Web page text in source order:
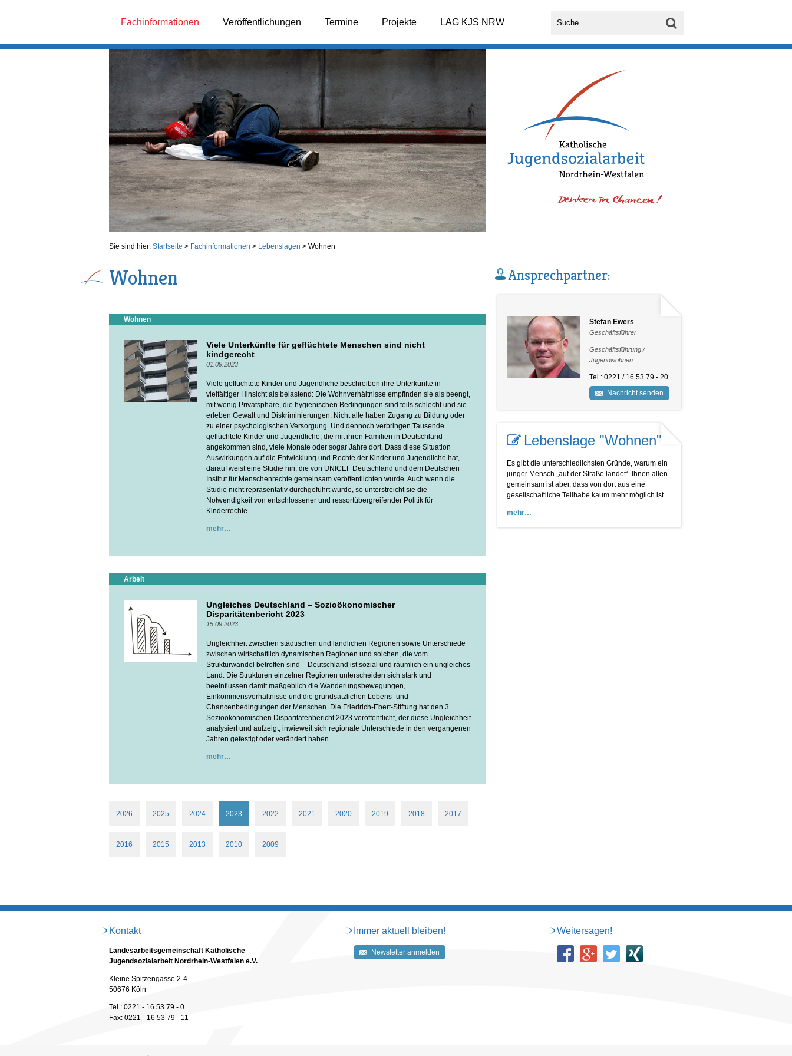
Fachinformationen Veröffentlichungen Termine Projekte LAG KJS NRW
Sie sind hier: Startseite > Fachinformationen > Lebenslagen > Wohnen
Wohnen
Wohnen
Viele Unterkünfte für geflüchtete Menschen sind nicht
kindgerecht
01.09.2023
Viele geflüchtete Kinder und Jugendliche beschreiben ihre Unterkünfte in
vielfältiger Hinsicht als belastend: Die Wohnverhältnisse empfinden sie als beengt,
mit wenig Privatsphäre, die hygienischen Bedingungen sind teils schlecht und sie
erleben Gewalt und Diskriminierungen. Nicht alle haben Zugang zu Bildung oder
zu einer psychologischen Versorgung. Und dennoch verbringen Tausende
geflüchtete Kinder und Jugendliche, die mit ihren Familien in Deutschland
angekommen sind, viele Monate oder sogar Jahre dort. Dass diese Situation
Auswirkungen auf die Entwicklung und Rechte der Kinder und Jugendliche hat,
darauf weist eine Studie hin, die von UNICEF Deutschland und dem Deutschen
Institut für Menschenrechte gemeinsam veröffentlichten wurde. Auch wenn die
Studie nicht repräsentativ durchgeführt wurde, so unterstreicht sie die
Notwendigkeit von entschlossener und ressortübergreifender Politik für
Kinderrechte.
mehr
Arbeit
Ungleiches Deutschland – Sozioökonomischer
Disparitätenbericht 2023
15.09.2023
Ungleichheit zwischen städtischen und ländlichen Regionen sowie Unterschiede
zwischen wirtschaftlich dynamischen Regionen und solchen, die vom
Strukturwandel betroffen sind – Deutschland ist sozial und räumlich ein ungleiches
Land. Die Strukturen einzelner Regionen unterscheiden sich stark und
beeinflussen damit maßgeblich die Wanderungsbewegungen,
Einkommensverhältnisse und die grundsätzlichen Lebens- und
Chancenbedingungen der Menschen. Die Friedrich-Ebert-Stiftung hat den 3.
Sozioökonomischen Disparitätenbericht 2023 veröffentlicht, der diese Ungleichheit
analysiert und aufzeigt, inwieweit sich regionale Unterschiede in den vergangenen
Jahren gefestigt oder verändert haben.
mehr
2026 2025 2024 2023 2022 2021 2020 2019 2018 2017
2016 2015 2013 2010 2009
Ansprechpartner:
Stefan Ewers
Geschäftsführer
Geschäftsführung /
Jugendwohnen
Tel.: 0221 / 16 53 79 - 20
Nachricht senden
Lebenslage "Wohnen"
Es gibt die unterschiedlichsten Gründe, warum ein
junger Mensch „auf der Straße landet“. Ihnen allen
gemeinsam ist aber, dass von dort aus eine
gesellschaftliche Teilhabe kaum mehr möglich ist.
mehr
Kontakt
Landesarbeitsgemeinschaft Katholische
Jugendsozialarbeit Nordrhein-Westfalen e.V.
Kleine Spitzengasse 2-4
50676 Köln
Tel.: 0221 - 16 53 79 - 0
Fax: 0221 - 16 53 79 - 11
Immer aktuell bleiben!
Newsletter anmelden
Weitersagen!